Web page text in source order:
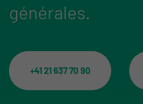
générales.
+41 21 637 70 90